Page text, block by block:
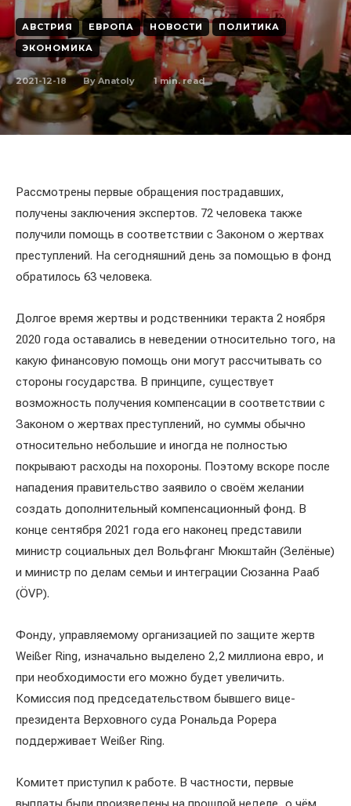
АВСТРИЯ ЕВРОПА НОВОСТИ
ПОЛИТИКА
ЭКОНОМИКА
2021-12-18 By Anatoly 1min. read
Рассмотрены первые обращения пострадавших,
получены заключения экспертов. 72 человека также
получили помощь в соответствии с Законом о жертвах
преступлений. На сегодняшний день за помощью в фонд
обратилось 63 человека.
Долгое время жертвы и родственники теракта 2 ноября
2020 года оставались в неведении относительно того, на
какую финансовую помощь они могут рассчитывать со
стороны государства. В принципе, существует
возможность получения компенсации в соответствии с
Законом о жертвах преступлений, но суммы обычно
относительно небольшие и иногда не полностью
покрывают расходы на похороны. Поэтому вскоре после
нападения правительство заявило о своём желании
создать дополнительный компенсационный фонд. В
конце сентября 2021 года его наконец представили
министр социальных дел Вольфганг Мюкштайн (Зелёные)
и министр по делам семьи и интеграции Сюзанна Рааб
(ÖVP).
Фонду, управляемому организацией по защите жертв
Weißer Ring, изначально выделено 2,2 миллиона евро, и
при необходимости его можно будет увеличить.
Комиссия под председательством бывшего вице-
президента Верховного суда Рональда Рорера
поддерживает Weißer Ring.
Комитет приступил к работе. В частности, первые